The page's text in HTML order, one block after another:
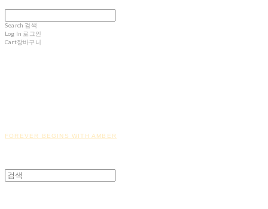
Search 검색
Log In 로그인
Cart장바구니
FOREVER BEGINS WITH AMBER